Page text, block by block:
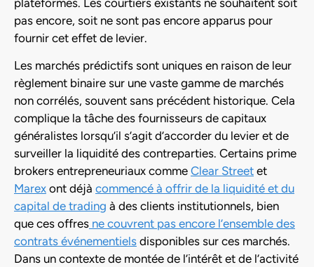
pas encore, soit ne sont pas encore apparus pour
fournir cet effet de levier.
Les marchés prédictifs sont uniques en raison de leur
règlement binaire sur une vaste gamme de marchés
non corrélés, souvent sans précédent historique. Cela
complique la tâche des fournisseurs de capitaux
généralistes lorsqu’il s’agit d’accorder du levier et de
surveiller la liquidité des contreparties. Certains prime
brokers entrepreneuriaux comme Clear Street et
Marex ont déjà commencé à offrir de la liquidité et du
capital de trading à des clients institutionnels, bien
que ces offres ne couvrent pas encore l’ensemble des
contrats événementiels disponibles sur ces marchés.
Dans un contexte de montée de l’intérêt et de l’activité